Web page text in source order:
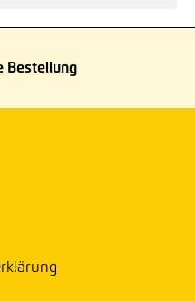
Bestellung